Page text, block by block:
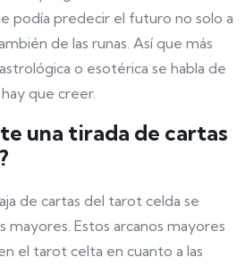
podía predecir el futuro no solo a
de las runas. Así que más
o esotérica se habla de
que creer.
una tirada de cartas
de cartas del tarot celda se
mayores. Estos arcanos mayores
el tarot celta en cuanto a las